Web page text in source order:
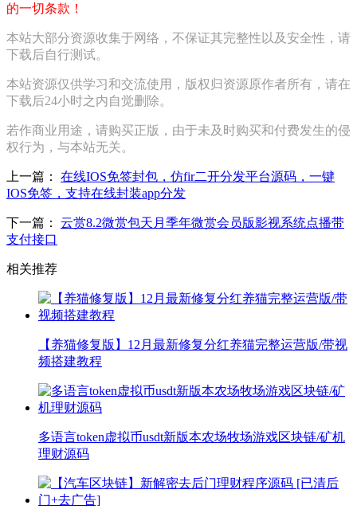
的一切条款！
本站大部分资源收集于网络，不保证其完整性以及安全性，请
下载后自行测试。
本站资源仅供学习和交流使用，版权归资源原作者所有，请在
下载后24小时之内自觉删除。
若作商业用途，请购买正版，由于未及时购买和付费发生的侵
权行为，与本站无关。
上一篇：
在线IOS免签封包，仿fir二开分发平台源码，一键
IOS免签，支持在线封装app分发
下一篇：
云赏8.2微赏包天月季年微赏会员版影视系统点播带
支付接口
相关推荐
【养猫修复版】12月最新修复分红养猫完整运营版/带视
频搭建教程
多语言token虚拟币usdt新版本农场牧场游戏区块链/矿机
理财源码